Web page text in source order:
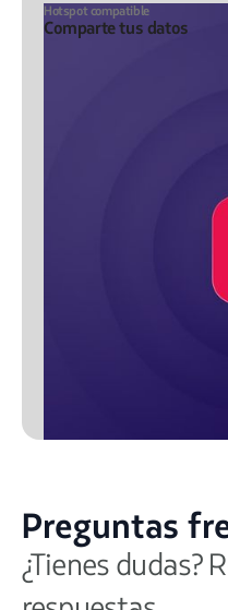
Hotspot compatible
Comparte tus datos
Preguntas
¿Tienes dudas?